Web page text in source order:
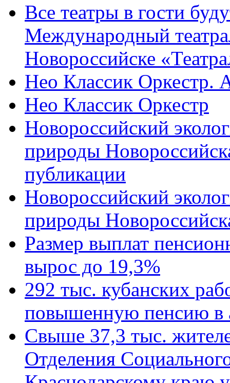
Все театры в гости
Международный
Новороссийске
Нео Классик Оркестр.
Нео Классик Оркестр
Новороссийский
природы
публикации
Новороссийский
природы
Размер выплат
вырос до 19,3%
292 тыс. кубанских
повышенную пенсию в
Свыше 37,3 тыс.
Отделения